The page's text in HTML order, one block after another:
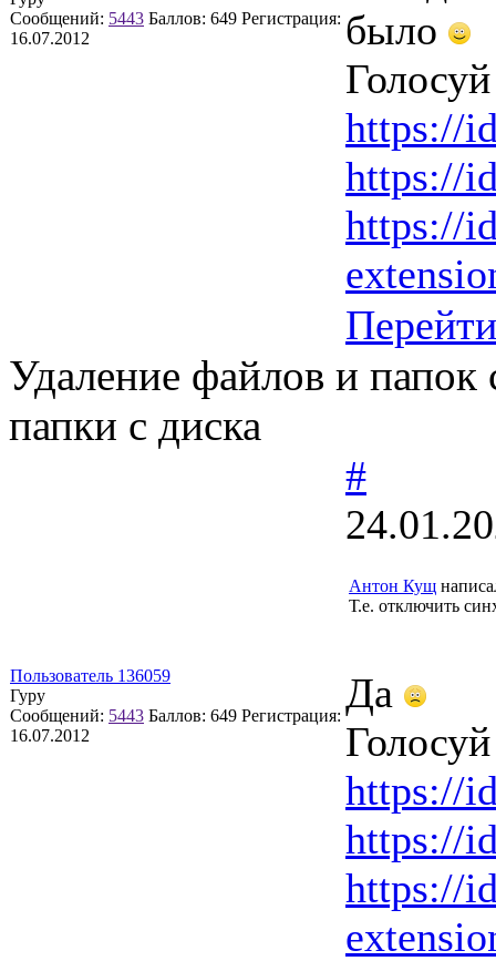
Сообщений: 5443 Баллов: 649 Регистрация:
16.07.2012
было
https://
https://
https://
Перейти
Удаление файлов и
папки с диска
Пользователь 136059
Гуру
Сообщений: 5443 Баллов: 649 Регистрация:
16.07.2012
#
Антон Кущ
Т.е. отключить
Да
https://
https://
https://